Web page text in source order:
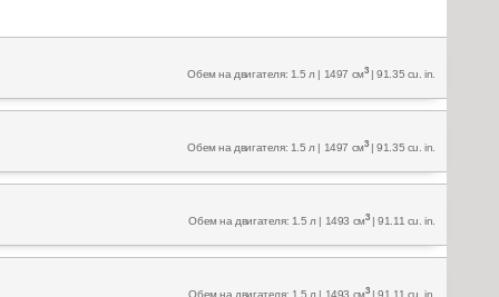
Обем на двигателя: 1.5 л | 1497 см3| 91.35 cu. in.
Обем на двигателя: 1.5 л | 1497 см3| 91.35 cu. in.
Обем на двигателя: 1.5 л | 1493 см3| 91.11 cu. in.
3